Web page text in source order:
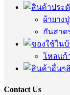
ผ้ายาง
กันสาด
โหลแก้
Contact Us